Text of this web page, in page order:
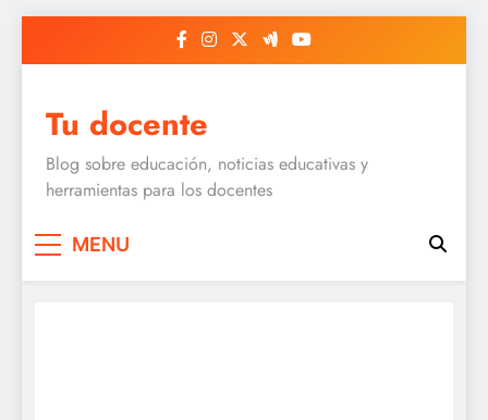
Tu docente
Blog sobre educación, noticias educativas y
herramientas para los docentes
MENU